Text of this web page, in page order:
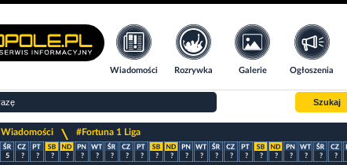
Wiadomości Rozrywka Galerie Ogłoszenia
Szukaj
Wiadomości
>
#Fortuna 1 Liga
5 ? ? ? ? ? ? ? ? ? ? ? ? ? ? ? ? ? ? ? ? ? ?